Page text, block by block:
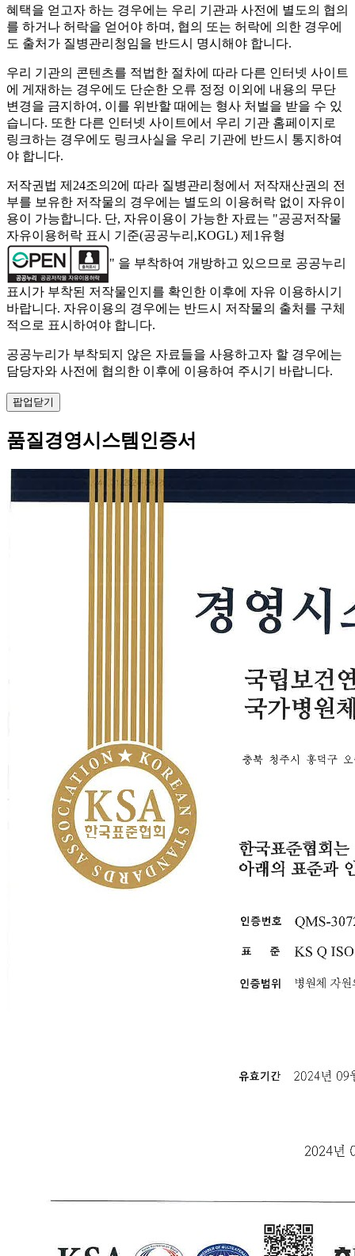
혜택을 얻고자 하는 경우에는 우리 기관과 사전에 별도의 협의
를 하거나 허락을 얻어야 하며, 협의 또는 허락에 의한 경우에
도 출처가 질병관리청임을 반드시 명시해야 합니다.
우리 기관의 콘텐츠를 적법한 절차에 따라 다른 인터넷 사이트
에 게재하는 경우에도 단순한 오류 정정 이외에 내용의 무단
변경을 금지하여, 이를 위반할 때에는 형사 처벌을 받을 수 있
습니다. 또한 다른 인터넷 사이트에서 우리 기관 홈페이지로
링크하는 경우에도 링크사실을 우리 기관에 반드시 통지하여
야 합니다.
저작권법 제24조의2에 따라 질병관리청에서 저작재산권의 전
부를 보유한 저작물의 경우에는 별도의 이용허락 없이 자유이
용이 가능합니다. 단, 자유이용이 가능한 자료는 "공공저작물
자유이용허락 표시 기준(공공누리,KOGL) 제1유형
" 을 부착하여 개방하고 있으므로 공공누리
표시가 부착된 저작물인지를 확인한 이후에 자유 이용하시기
바랍니다. 자유이용의 경우에는 반드시 저작물의 출처를 구체
적으로 표시하여야 합니다.
공공누리가 부착되지 않은 자료들을 사용하고자 할 경우에는
담당자와 사전에 협의한 이후에 이용하여 주시기 바랍니다.
팝업닫기
품질경영시스템인증서